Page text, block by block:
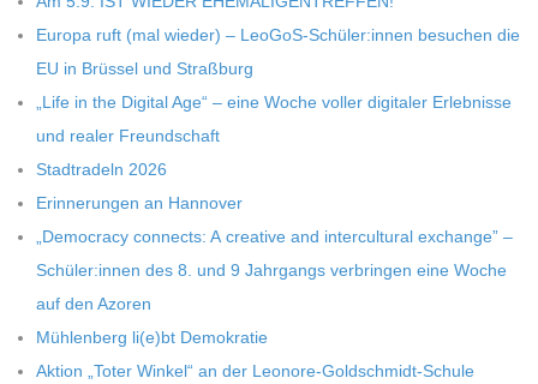
Europa ruft (mal wie­der) – LeoGoS-Schüler:innen besu­chen die
EU in Brüs­sel und Straßburg
„Life in the Digi­tal Age“ – eine Woche vol­ler digi­ta­ler Erleb­nisse
und rea­ler Freundschaft
Stadt­ra­deln 2026
Erin­ne­run­gen an Hannover
„Demo­cracy con­nects: A crea­tive and inter­cul­tu­ral exch­ange” –
Schüler:innen des 8. und 9 Jahr­gangs ver­brin­gen eine Woche
auf den Azoren
Müh­len­berg li(e)bt Demokratie
Aktion „Toter Win­kel“ an der Leonore-Goldschmidt-Schule